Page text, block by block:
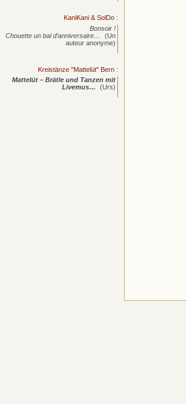
KaniKani & SolDo :
Bonsoir !
Chouette un bal d’anniversaire…
(Un
auteur anonyme)
Kreistänze "Mattelüt" Bern :
Mattelüt – Brätle und Tanzen mit
Livemus…
(Urs)